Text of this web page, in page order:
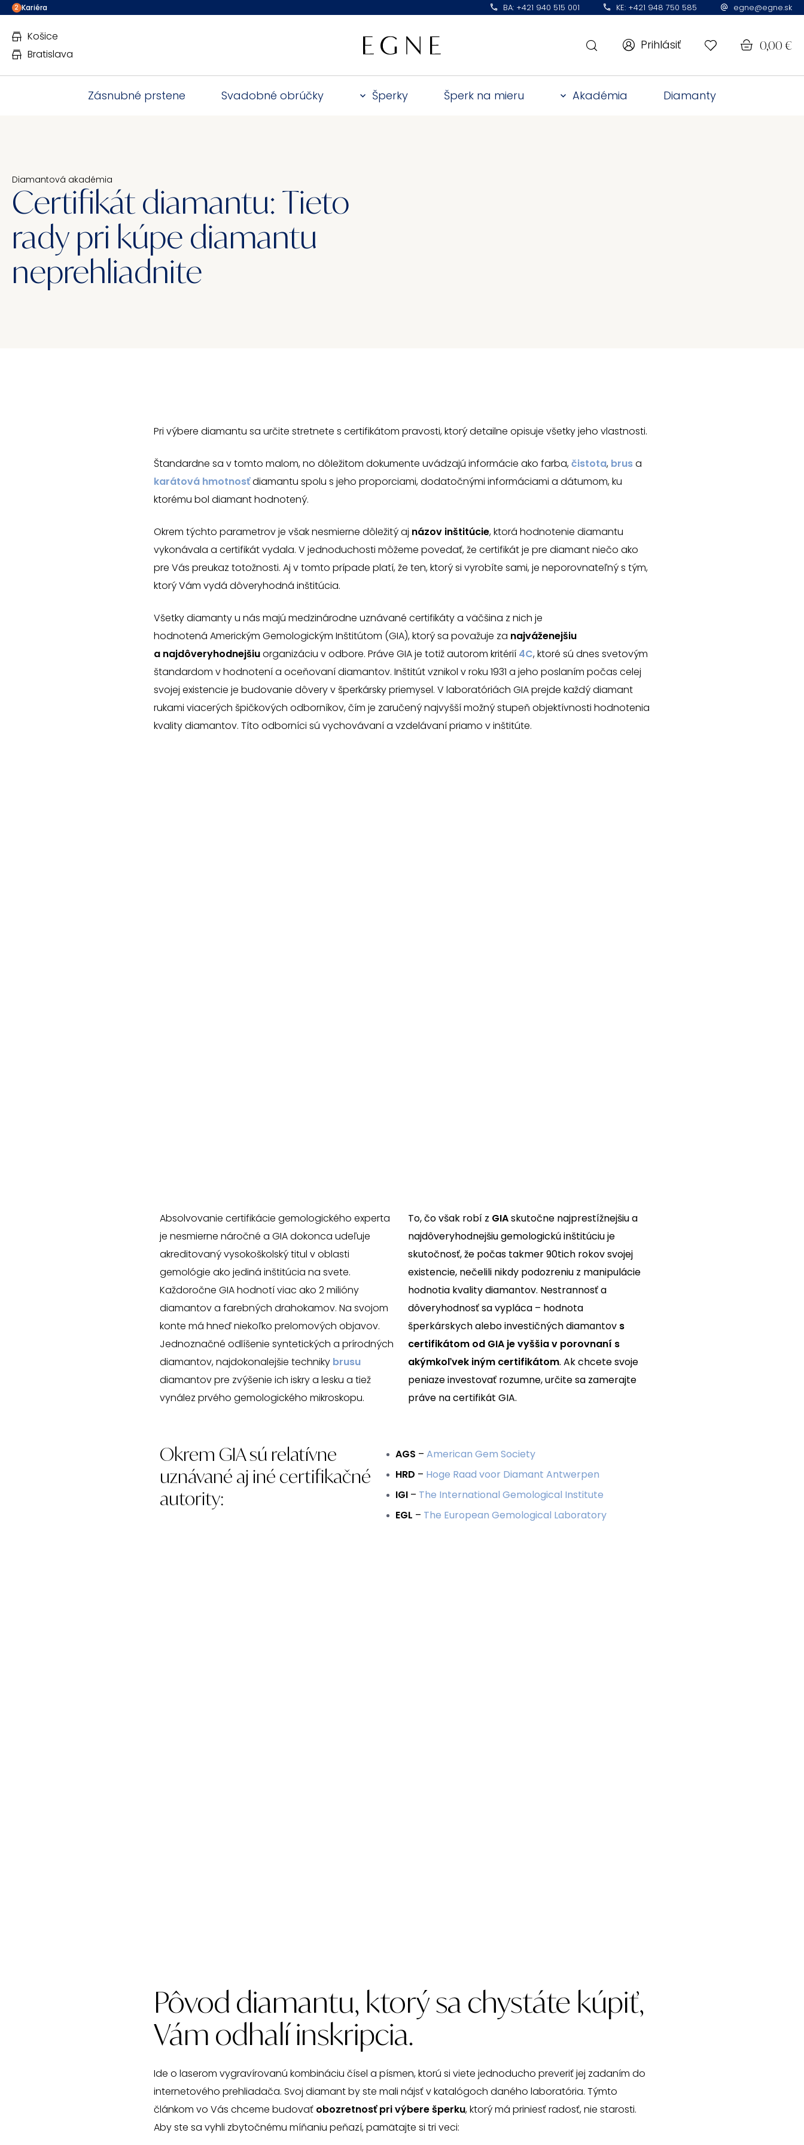
2 Kariéra BA: +421 940 515 001 KE: +421 948 750 585 egne@egne.sk
Košice
Bratislava
Prihlásiť 0,00 €
Zásnubné prstene Svadobné obrúčky Šperky Šperk na mieru Akadémia Diamanty
Diamantová akadémia
Certifikát diamantu: Tieto
rady pri kúpe diamantu
neprehliadnite
Pri výbere diamantu sa určite stretnete s certifikátom pravosti, ktorý detailne opisuje všetky jeho vlastnosti.
Štandardne sa v tomto malom, no dôležitom dokumente uvádzajú informácie ako farba,čistota, brusa
karátová hmotnosťdiamantu spolu s jeho proporciami, dodatočnými informáciami a dátumom, ku
ktorému bol diamant hodnotený.
Okrem týchto parametrov je však nesmierne dôležitý aj názov inštitúcie, ktorá hodnotenie diamantu
vykonávala a certifikát vydala. V jednoduchosti môžeme povedať, že certifikát je pre diamant niečo ako
pre Vás preukaz totožnosti. Aj v tomto prípade platí, že ten, ktorý si vyrobíte sami, je neporovnateľný s tým,
ktorý Vám vydá dôveryhodná inštitúcia.
Všetky diamanty u nás majú medzinárodne uznávané certifikáty a väčšina z nich je
hodnotená Americkým Gemologickým Inštitútom (GIA), ktorý sa považuje za najváženejšiu
a najdôveryhodnejšiuorganizáciu v odbore. Práve GIA je totiž autorom kritérií 4C, ktoré sú dnes svetovým
štandardom v hodnotení a oceňovaní diamantov. Inštitút vznikol v roku 1931 a jeho poslaním počas celej
svojej existencie je budovanie dôvery v šperkársky priemysel. V laboratóriách GIA prejde každý diamant
rukami viacerých špičkových odborníkov, čím je zaručený najvyšší možný stupeň objektívnosti hodnotenia
kvality diamantov. Títo odborníci sú vychovávaní a vzdelávaní priamo v inštitúte.
Absolvovanie certifikácie gemologického experta
je nesmierne náročné a GIA dokonca udeľuje
akreditovaný vysokoškolský titul v oblasti
gemológie ako jediná inštitúcia na svete.
Každoročne GIA hodnotí viac ako 2 milióny
diamantov a farebných drahokamov. Na svojom
konte má hneď niekoľko prelomových objavov.
Jednoznačné odlíšenie syntetických a prírodných
diamantov, najdokonalejšie techniky brusu
diamantov pre zvýšenie ich iskry a lesku a tiež
vynález prvého gemologického mikroskopu.
To, čo však robí z GIAskutočne najprestížnejšiu a
najdôveryhodnejšiu gemologickú inštitúciu je
skutočnosť, že počas takmer 90tich rokov svojej
existencie, nečelili nikdy podozreniu z manipulácie
hodnotia kvality diamantov. Nestrannosť a
dôveryhodnosť sa vypláca – hodnota
šperkárskych alebo investičných diamantov s
certifikátom od GIA je vyššia v porovnaní s
akýmkoľvek iným certifikátom. Ak chcete svoje
peniaze investovať rozumne, určite sa zamerajte
práve na certifikát GIA.
Okrem GIA sú relatívne
uznávané aj iné certifikačné
autority:
AGS – American Gem Society
HRD – Hoge Raad voor Diamant Antwerpen
IGI– The International Gemological Institute
EGL – The European Gemological Laboratory
Pôvod diamantu, ktorý sa chystáte kúpiť,
Vám odhalí inskripcia.
Ide o laserom vygravírovanú kombináciu čísel a písmen, ktorú si viete jednoducho preveriť jej zadaním do
internetového prehliadača. Svoj diamant by ste mali nájsť v katalógoch daného laboratória. Týmto
článkom vo Vás chceme budovať obozretnosť pri výbere šperku, ktorý má priniesť radosť, nie starosti.
Aby ste sa vyhli zbytočnému míňaniu peňazí, pamätajte si tri veci: